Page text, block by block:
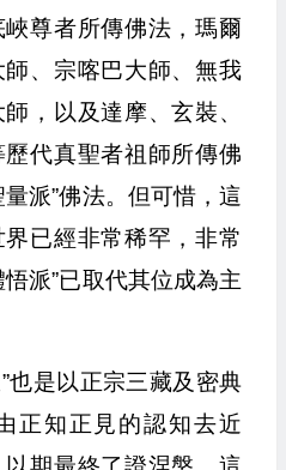
尊者所傳佛法，瑪爾
、宗喀巴大師、無我
，以及達摩、玄裝、
代真聖者祖師所傳佛
派”佛法。但可惜，這
已經非常稀罕，非常
派”已取代其位成為主
也是以正宗三藏及密典
正知正見的認知去近